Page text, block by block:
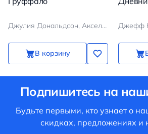
Джулия Дональдсон, Аксель Шеффлер
В корзину
Джефф
Подпишитесь на
Будьте первыми, кто узнает о
скидках, предложениях и